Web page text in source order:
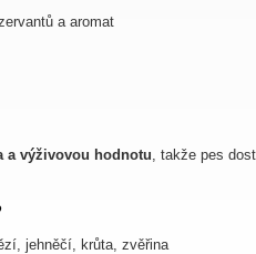
a aromat
a výživovou hodnotu, takže pes
jehněčí, krůta, zvěřina